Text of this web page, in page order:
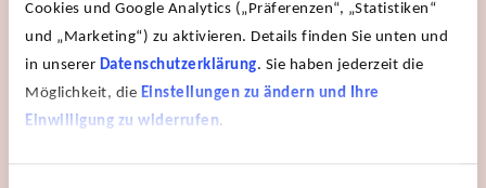
Cookies und Google Analytics („Präferenzen“, „Statistiken“
und „Marketing“) zu aktivieren. Details finden Sie unten und
in unserer Datenschutzerklärung. Sie haben jederzeit die
Möglichkeit, die Einstellungen zu ändern und Ihre
Einwilligung zu widerrufen.